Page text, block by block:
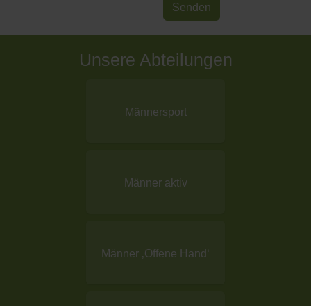
Senden
Unsere Abteilungen
Männersport
Männer aktiv
Männer ‚Offene Hand‘